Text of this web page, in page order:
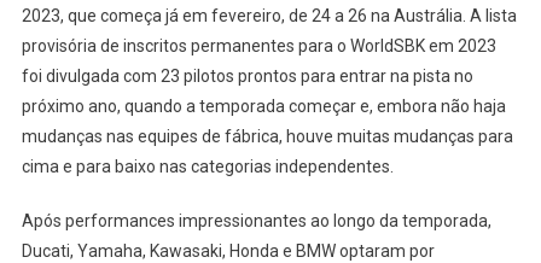
2023, que começa já em fevereiro, de 24 a 26 na Austrália. A lista
provisória de inscritos permanentes para o WorldSBK em 2023
foi divulgada com 23 pilotos prontos para entrar na pista no
próximo ano, quando a temporada começar e, embora não haja
mudanças nas equipes de fábrica, houve muitas mudanças para
cima e para baixo nas categorias independentes.
Após performances impressionantes ao longo da temporada,
Ducati, Yamaha, Kawasaki, Honda e BMW optaram por